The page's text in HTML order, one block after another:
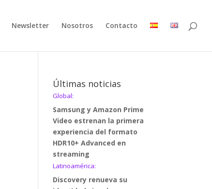
Newsletter Nosotros Contacto
Últimas noticias
Global:
Samsung y Amazon Prime
Video estrenan la primera
experiencia del formato
HDR10+ Advanced en
streaming
Latinoamérica:
Discovery renueva su